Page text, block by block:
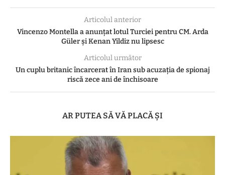
Articolul anterior
Vincenzo Montella a anunţat lotul Turciei pentru CM. Arda
Güler şi Kenan Yildiz nu lipsesc
Articolul următor
Un cuplu britanic încarcerat în Iran sub acuzația de spionaj
riscă zece ani de închisoare
AR PUTEA SĂ VĂ PLACĂ ȘI